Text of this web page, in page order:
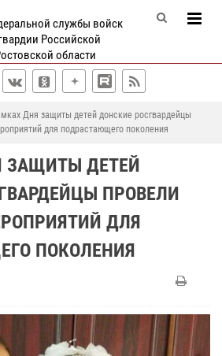
службы войск
Российской
области
Дня защиты детей донские росгвардейцы
для подрастающего поколения
ЗАЩИТЫ ДЕТЕЙ
ПРОВЕЛИ
ДЛЯ
ПОКОЛЕНИЯ